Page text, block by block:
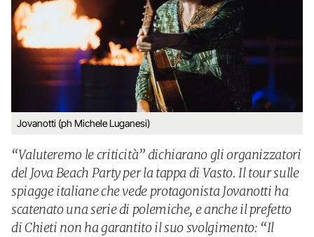
Jovanotti (ph Michele Luganesi)
“Valuteremo le criticità” dichiarano gli organizzatori
del Jova Beach Party per la tappa di Vasto. Il tour sulle
spiagge italiane che vede protagonista Jovanotti ha
scatenato una serie di polemiche, e anche il prefetto
di Chieti non ha garantito il suo svolgimento: “Il